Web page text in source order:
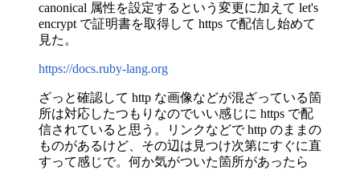
canonical 属性を設定するという変更に加えて let's
encrypt で証明書を取得して https で配信し始めて
見た。
https://docs.ruby-lang.org
ざっと確認して http な画像などが混ざっている箇
所は対応したつもりなのでいい感じに https で配
信されていると思う。リンクなどで http のままの
ものがあるけど、その辺は見つけ次第にすぐに直
すって感じで。何か気がついた箇所があったら